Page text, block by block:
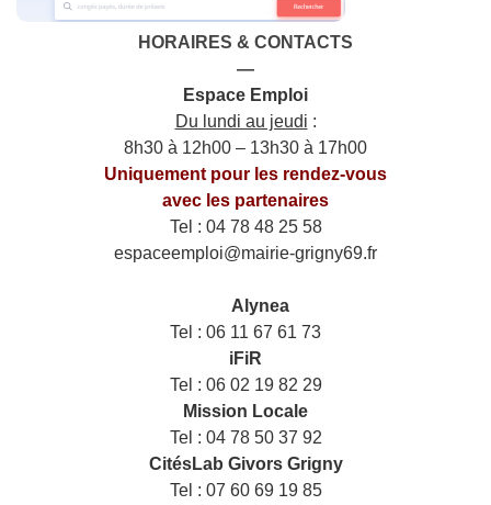
HORAIRES & CONTACTS
—
Espace Emploi
Du lundi au jeudi :
8h30 à 12h00 – 13h30 à 17h00
Uniquement pour les rendez-vous
avec les partenaires
Tel : 04 78 48 25 58
espaceemploi@mairie-grigny69.fr
Alynea
Tel : 06 11 67 61 73
iFiR
Tel : 06 02 19 82 29
Mission Locale
Tel : 04 78 50 37 92
CitésLab Givors Grigny
Tel : 07 60 69 19 85